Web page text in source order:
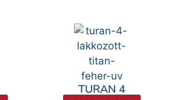
TURAN 4